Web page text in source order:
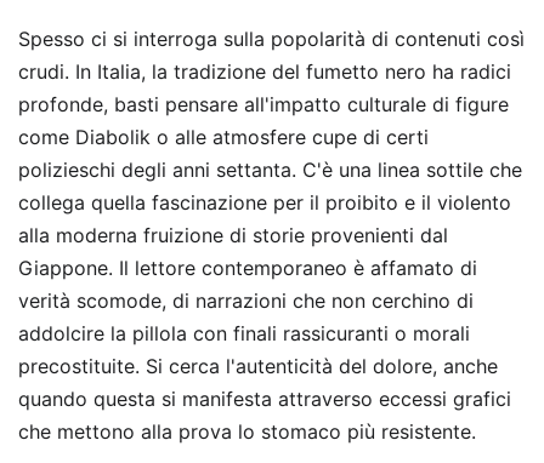
Spesso ci si interroga sulla popolarità di contenuti così
crudi. In Italia, la tradizione del fumetto nero ha radici
profonde, basti pensare all'impatto culturale di figure
come Diabolik o alle atmosfere cupe di certi
polizieschi degli anni settanta. C'è una linea sottile che
collega quella fascinazione per il proibito e il violento
alla moderna fruizione di storie provenienti dal
Giappone. Il lettore contemporaneo è affamato di
verità scomode, di narrazioni che non cerchino di
addolcire la pillola con finali rassicuranti o morali
precostituite. Si cerca l'autenticità del dolore, anche
quando questa si manifesta attraverso eccessi grafici
che mettono alla prova lo stomaco più resistente.